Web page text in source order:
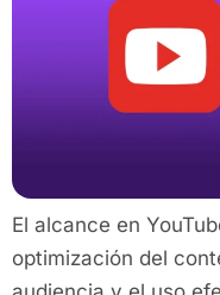
El alcance en
optimización del